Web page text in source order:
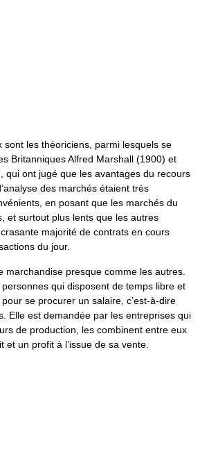
sont les théoriciens, parmi lesquels se
Britanniques Alfred Marshall (1900) et
qui ont jugé que les avantages du recours
des marchés étaient très
en posant que les marchés du
et surtout plus lents que les autres
majorité de contrats en cours
du jour.
marchandise presque comme les autres.
qui disposent de temps libre et
se procurer un salaire, c’est-à-dire
Elle est demandée par les entreprises qui
de production, les combinent entre eux
et un profit à l’issue de sa vente.